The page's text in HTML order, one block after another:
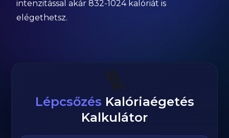
intenzitással akár 832-1024 kalóriát is
elégethetsz.
🪜
Lépcsőzés Kalóriaégetés
Kalkulátor